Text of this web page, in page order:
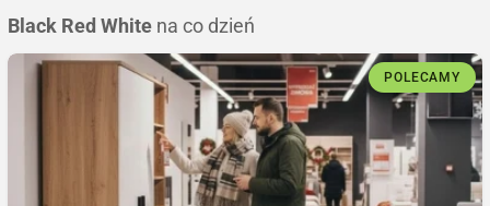
Black Red White na co dzień
POLECAMY